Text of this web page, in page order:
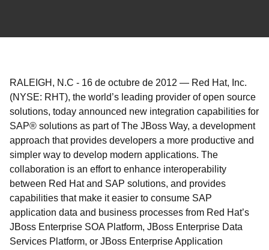
RALEIGH, N.C - 16 de octubre de 2012 — Red Hat, Inc.
(NYSE: RHT), the world’s leading provider of open source
solutions, today announced new integration capabilities for
SAP® solutions as part of The JBoss Way, a development
approach that provides developers a more productive and
simpler way to develop modern applications. The
collaboration is an effort to enhance interoperability
between Red Hat and SAP solutions, and provides
capabilities that make it easier to consume SAP
application data and business processes from Red Hat’s
JBoss Enterprise SOA Platform, JBoss Enterprise Data
Services Platform, or JBoss Enterprise Application